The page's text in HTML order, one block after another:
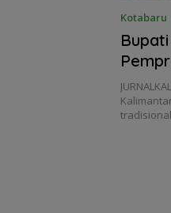
Kotabaru